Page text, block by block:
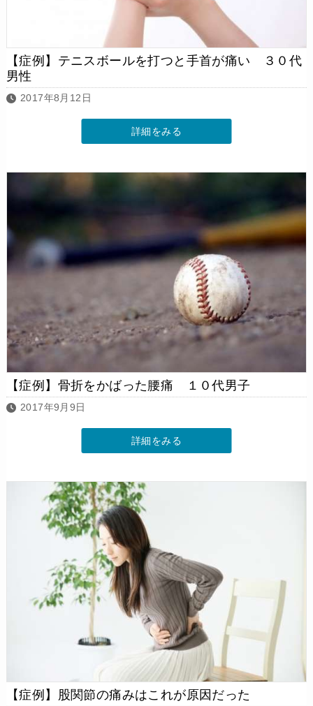
【症例】テニスボールを打つと手首が痛い ３０代
男性
2017年8月12日
詳細をみる
【症例】骨折をかばった腰痛 １０代男子
2017年9月9日
詳細をみる
【症例】股関節の痛みはこれが原因だった